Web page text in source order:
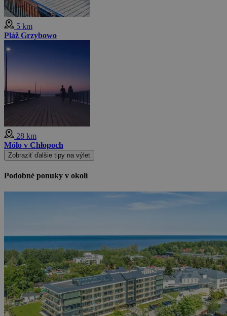
5 km
Pláž Grzybowo
28 km
Mólo v Chłopoch
Zobraziť ďalšie tipy na výlet
Podobné ponuky v okolí